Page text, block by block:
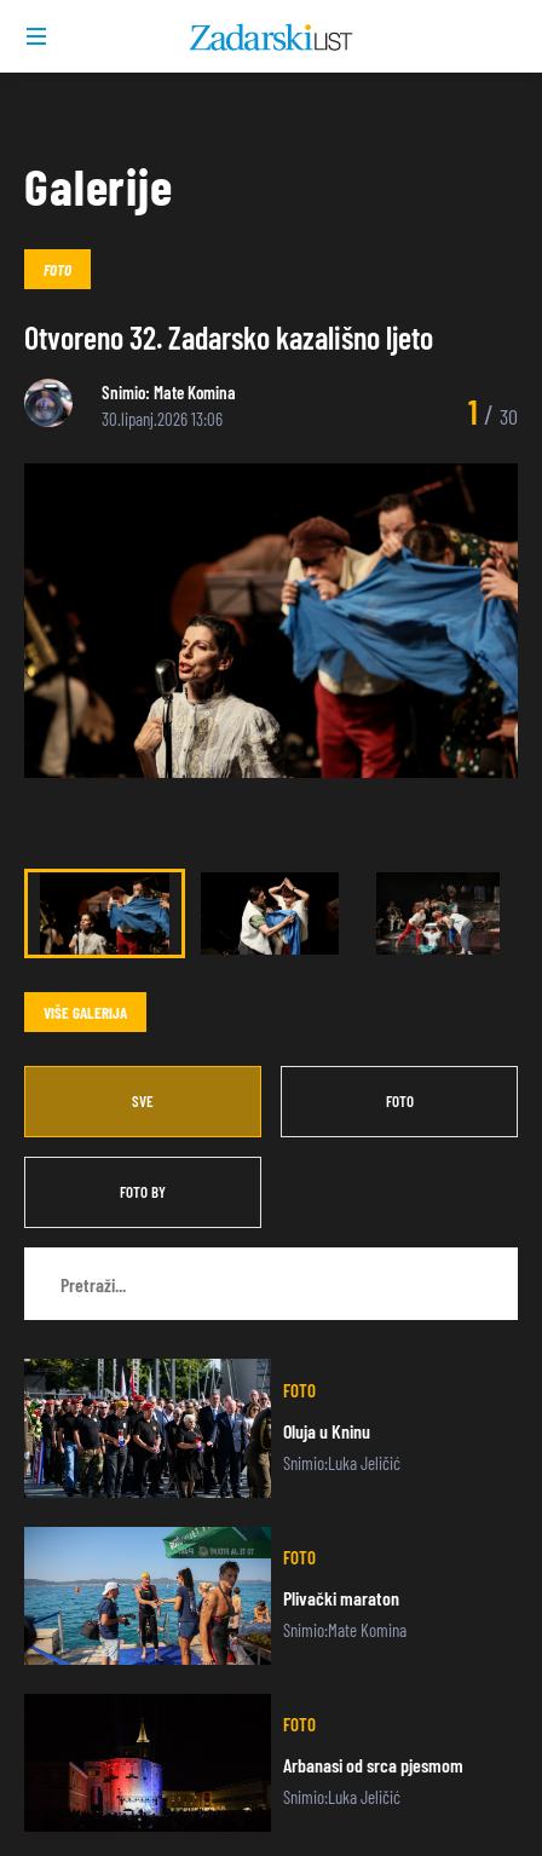
Galerije
FOTO
Otvoreno 32. Zadarsko kazališno ljeto
Snimio: Mate Komina
30.lipanj.2026 13:06
1 / 30
VIŠE GALERIJA
SVE FOTO
FOTO BY
FOTO
Oluja u Kninu
Snimio:Luka Jeličić
FOTO
Plivački maraton
Snimio:Mate Komina
FOTO
Arbanasi od srca pjesmom
Snimio:Luka Jeličić